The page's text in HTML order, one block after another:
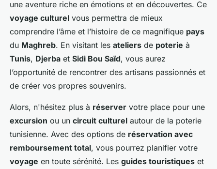
une aventure riche en émotions et en découvertes. Ce
voyage culturel vous permettra de mieux
comprendre l’âme et l’histoire de ce magnifique pays
du Maghreb. En visitant les ateliers de poterie à
Tunis, Djerba et Sidi Bou Saïd, vous aurez
l’opportunité de rencontrer des artisans passionnés et
de créer vos propres souvenirs.
Alors, n'hésitez plus à réserver votre place pour une
excursion ou un circuit culturel autour de la poterie
tunisienne. Avec des options de réservation avec
remboursement total, vous pourrez planifier votre
voyage en toute sérénité. Les guides touristiques et